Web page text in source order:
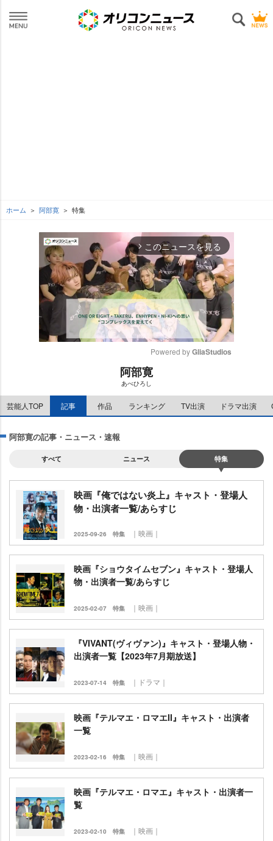
ホーム 阿部寛 特集
arrow_forward_ios このニュースを見る
e
Powered by GliaStudios
阿部寛
あべひろし
芸能人TOP 記事 作品 ランキング TV出演 ドラマ出演
阿部寛の記事・ニュース・速報
すべて ニュース 特集
映画『俺ではない炎上』キャスト・登場人
物・出演者一覧/あらすじ
2025-09-26 特集 ｜映画｜
映画『ショウタイムセブン』キャスト・登場人
物・出演者一覧/あらすじ
2025-02-07 特集 ｜映画｜
『VIVANT(ヴィヴァン)』キャスト・登場人物・
出演者一覧【2023年7月期放送】
2023-07-14 特集 ｜ドラマ｜
映画『テルマエ・ロマエII』キャスト・出演者
一覧
2023-02-16 特集 ｜映画｜
映画『テルマエ・ロマエ』キャスト・出演者一
覧
2023-02-10 特集 ｜映画｜